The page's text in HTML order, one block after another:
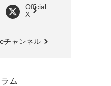
Official
X
チャンネル
ム